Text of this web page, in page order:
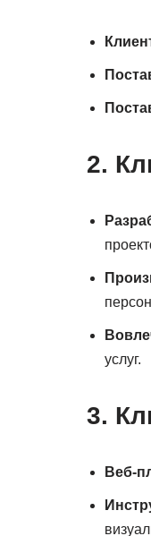
2.
услуг.
3.
Веб-